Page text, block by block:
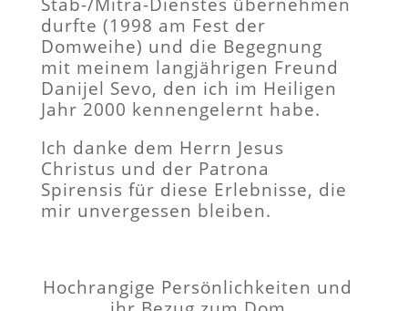
durfte (1998 am Fest der
Domweihe) und die Begegnung
mit meinem langjährigen Freund
Danijel Sevo, den ich im Heiligen
Jahr 2000 kennengelernt habe.
Ich danke dem Herrn Jesus
Christus und der Patrona
Spirensis für diese Erlebnisse, die
mir unvergessen bleiben.
Hochrangige Persönlichkeiten und